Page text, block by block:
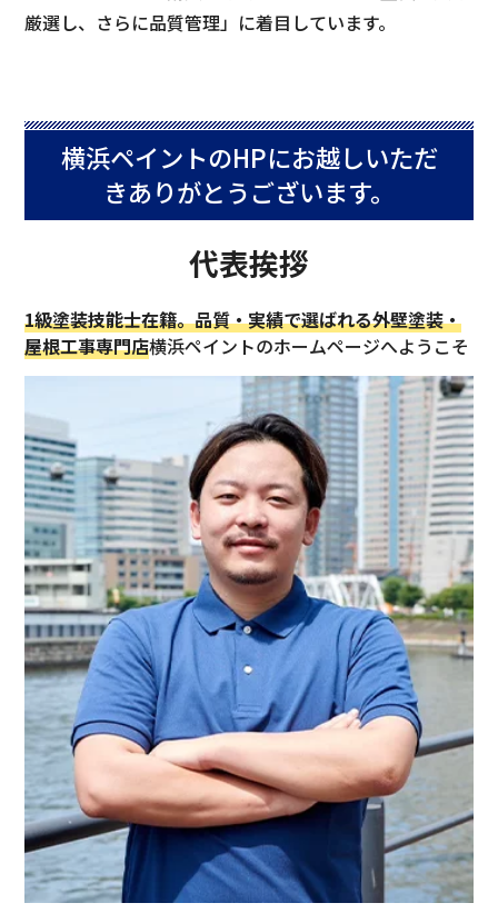
厳選し、さらに品質管理」に着目しています。
横浜ペイントのHPにお越しいただ
きありがとうございます。
代表挨拶
1級塗装技能士在籍。品質・実績で選ばれる外壁塗装・
屋根工事専門店横浜ペイントのホームページへようこそ